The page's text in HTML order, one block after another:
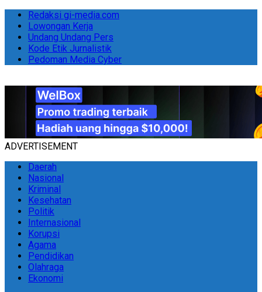
Redaksi gi-media.com
Lowongan Kerja
Undang Undang Pers
Kode Etik Jurnalistik
Pedoman Media Cyber
ADVERTISEMENT
Daerah
Nasional
Kriminal
Kesehatan
Politik
Internasional
Korupsi
Agama
Pendidikan
Olahraga
Ekonomi